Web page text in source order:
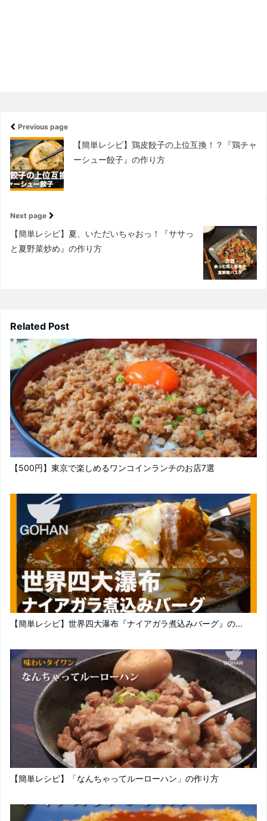
Previous page
【簡単レシピ】鶏皮餃子の上位互換！？『鶏チャ
ーシュー餃子』の作り方
Next page
【簡単レシピ】夏、いただいちゃおっ！『ササっ
と夏野菜炒め』の作り方
Related Post
【500円】東京で楽しめるワンコインランチのお店7選
【簡単レシピ】世界四大瀑布『ナイアガラ煮込みバーグ』の...
【簡単レシピ】「なんちゃってルーローハン」の作り方